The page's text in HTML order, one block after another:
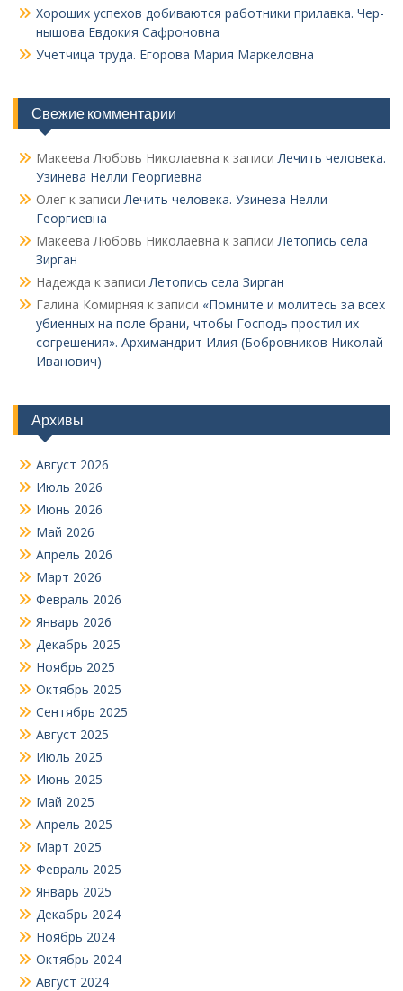
Хороших успехов добиваются работники прилавка. Чер­
нышова Евдокия Сафроновна
Учетчица труда. Его­рова Мария Маркеловна
Свежие комментарии
Макеева Любовь Николаевна к записиЛечить человека.
Узинева Нелли Георгиевна
Олег к записиЛечить человека. Узинева Нелли
Георгиевна
Макеева Любовь Николаевна к записиЛетопись села
Зирган
Надежда к записиЛетопись села Зирган
Галина Комирняя к записи «Помните и молитесь за всех
убиенных на поле брани, чтобы Господь простил их
согрешения». Архимандрит Илия (Бобровников Николай
Иванович)
Архивы
Август 2026
Июль 2026
Июнь 2026
Май 2026
Апрель 2026
Март 2026
Февраль 2026
Январь 2026
Декабрь 2025
Ноябрь 2025
Октябрь 2025
Сентябрь 2025
Август 2025
Июль 2025
Июнь 2025
Май 2025
Апрель 2025
Март 2025
Февраль 2025
Январь 2025
Декабрь 2024
Ноябрь 2024
Октябрь 2024
Август 2024